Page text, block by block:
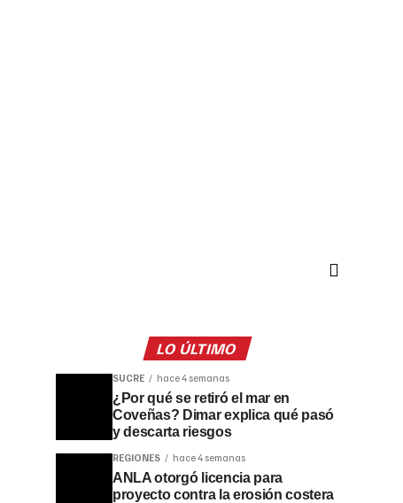
LO ÚLTIMO
SUCRE hace 4 semanas
¿Por qué se retiró el mar en
Coveñas? Dimar explica qué pasó
y descarta riesgos
REGIONES hace 4 semanas
ANLA otorgó licencia para
proyecto contra la erosión costera